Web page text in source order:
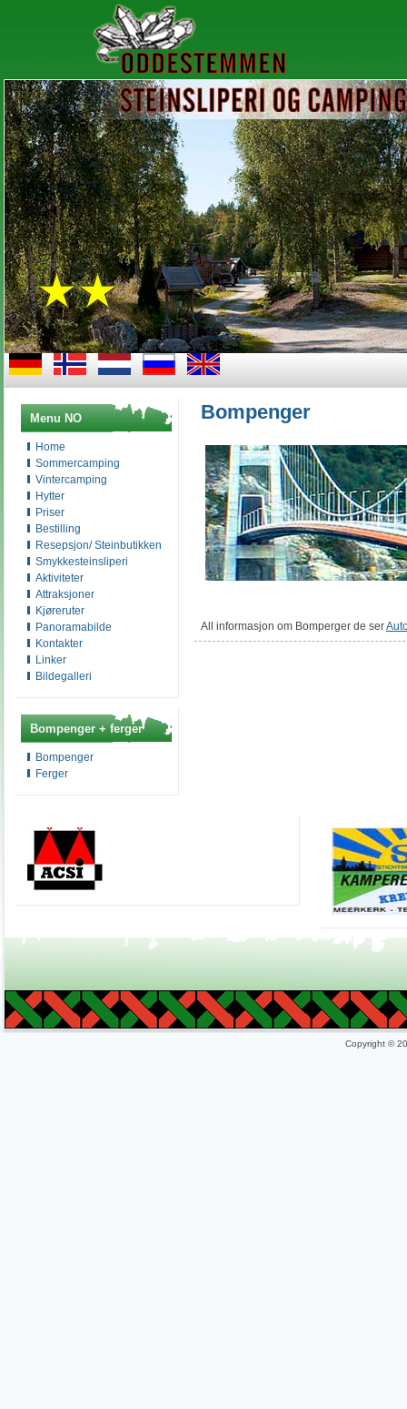
Menu NO
Home
Sommercamping
Vintercamping
Hytter
Priser
Bestilling
Resepsjon/ Steinbutikken
Smykkesteinsliperi
Aktiviteter
Attraksjoner
Kjøreruter
Panoramabilde
Kontakter
Linker
Bildegalleri
Bompenger + ferger
Bompenger
Ferger
Bompenger
All informasjon om Bomperger de ser
Copyright ©